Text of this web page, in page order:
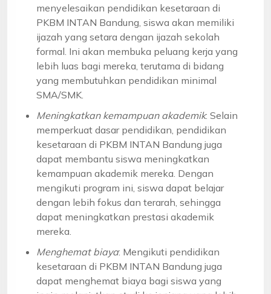
menyelesaikan pendidikan kesetaraan di
PKBM INTAN Bandung, siswa akan memiliki
ijazah yang setara dengan ijazah sekolah
formal. Ini akan membuka peluang kerja yang
lebih luas bagi mereka, terutama di bidang
yang membutuhkan pendidikan minimal
SMA/SMK.
Meningkatkan kemampuan akademik: Selain
memperkuat dasar pendidikan, pendidikan
kesetaraan di PKBM INTAN Bandung juga
dapat membantu siswa meningkatkan
kemampuan akademik mereka. Dengan
mengikuti program ini, siswa dapat belajar
dengan lebih fokus dan terarah, sehingga
dapat meningkatkan prestasi akademik
mereka.
Menghemat biaya: Mengikuti pendidikan
kesetaraan di PKBM INTAN Bandung juga
dapat menghemat biaya bagi siswa yang